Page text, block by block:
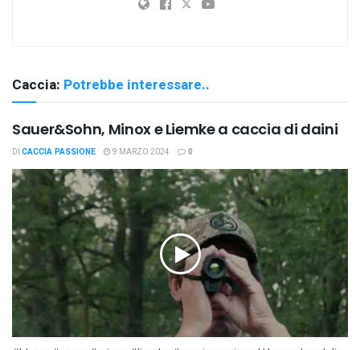
Caccia: Potrebbe interessare..
Sauer&Sohn, Minox e Liemke a caccia di daini
DI CACCIA PASSIONE 9 MARZO 2024 0